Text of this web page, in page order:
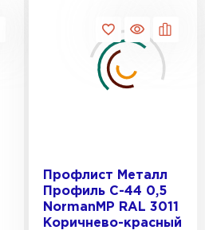
Профлист Металл
Профиль С-44 0,5
NormanMP RAL 3011
Коричнево-красный